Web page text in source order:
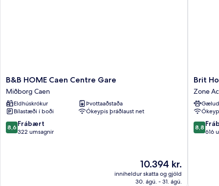
B&B
HOME
Caen
Centre
Gare
Miðborg
Caen
B&B HOME Caen Centre Gare
Miðborg Caen
Eldhúskrókur
Þvottaaðstaða
Bílastæði í boði
Ókeypis þráðlaust net
8.6
af
8,6 Frábært
322 umsagnir
Verðið
10.394 kr.
10.394 kr.
inniheldur skatta og gjöld
30. ágú. - 31. ágú.
Brit
Hotel
Caen
Nord
-
Zone
Brit
Zone
8.8
af
8,8
616